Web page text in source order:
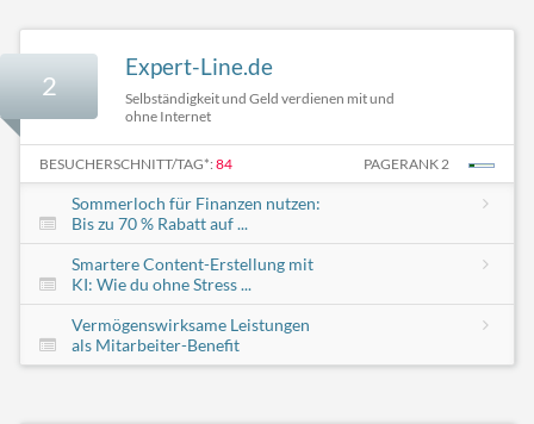
2
Expert-Line.de
Selbständigkeit und Geld verdienen mit und
ohne Internet
BESUCHERSCHNITT/TAG*: 84 PAGERANK 2
Sommerloch für Finanzen nutzen:
Bis zu 70 % Rabatt auf ...
Smartere Content-Erstellung mit
KI: Wie du ohne Stress ...
Vermögenswirksame Leistungen
als Mitarbeiter-Benefit